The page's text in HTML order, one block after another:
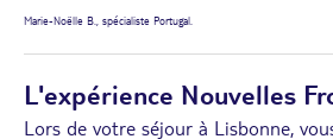
Marie-Noëlle B., spécialiste Portugal.
L'expérience Nouvelles
Lors de votre séjour à Lisbonne,